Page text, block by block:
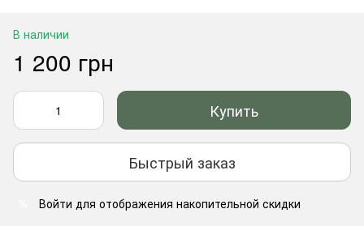
В наличии
1 200 грн
Купить
Быстрый заказ
Войти для отображения накопительной скидки